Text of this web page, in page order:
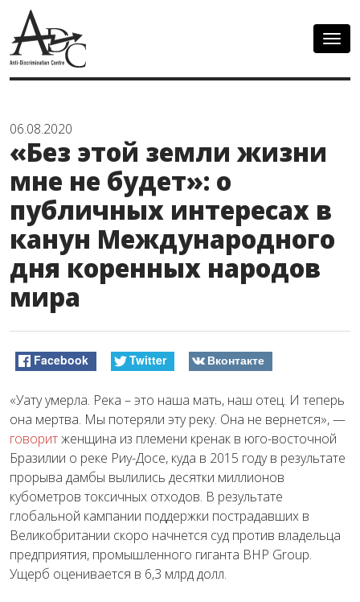
06.08.2020
«Без этой земли жизни
мне не будет»: о
публичных интересах в
канун Международного
дня коренных народов
мира
Facebook Twitter Вконтакте
«Уату умерла. Река – это наша мать, наш отец. И теперь
она мертва. Мы потеряли эту реку. Она не вернется», —
говоритженщина из племени кренак в юго-восточной
Бразилии о реке Риу-Досе, куда в 2015 году в результате
прорыва дамбы вылились десятки миллионов
кубометров токсичных отходов. В результате
глобальной кампании поддержки пострадавших в
Великобритании скоро начнется суд против владельца
предприятия, промышленного гиганта BHP Group.
Ущерб оценивается в 6,3 млрд долл.